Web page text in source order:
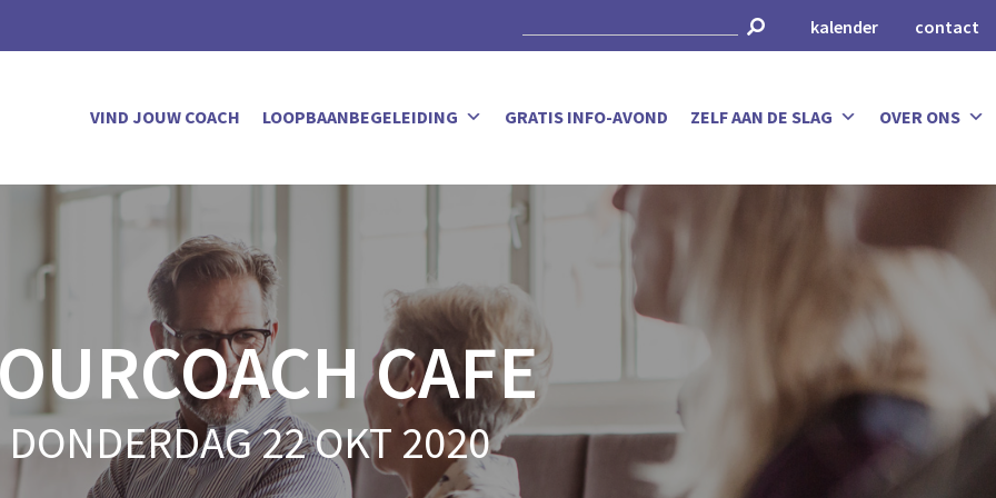
kalender contact
VIND JOUW COACH LOOPBAANBEGELEIDING GRATIS INFO-AVOND ZELF AAN DE SLAG OVER ONS
CAFE
DONDERDAG 22 OKT 2020